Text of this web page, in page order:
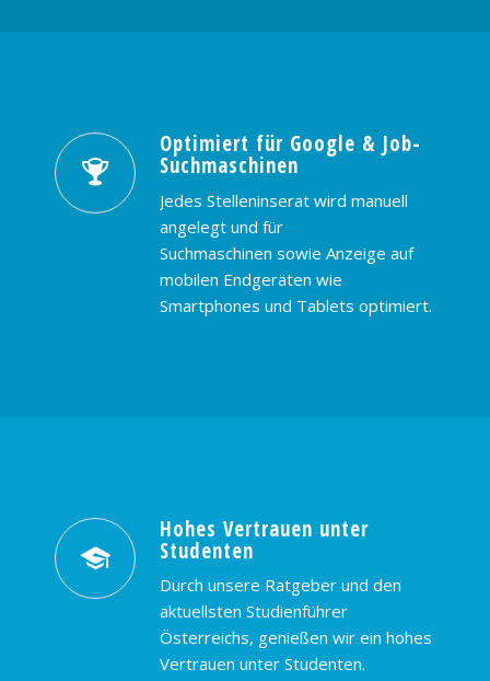
Optimiert für Google & Job-
Suchmaschinen
Jedes Stelleninserat wird manuell
angelegt und für
Suchmaschinen sowie Anzeige auf
mobilen Endgeräten wie
Smartphones und Tablets optimiert.
Hohes Vertrauen unter
Studenten
Durch unsere Ratgeber und den
aktuellsten Studienführer
Österreichs, genießen wir ein hohes
Vertrauen unter Studenten.